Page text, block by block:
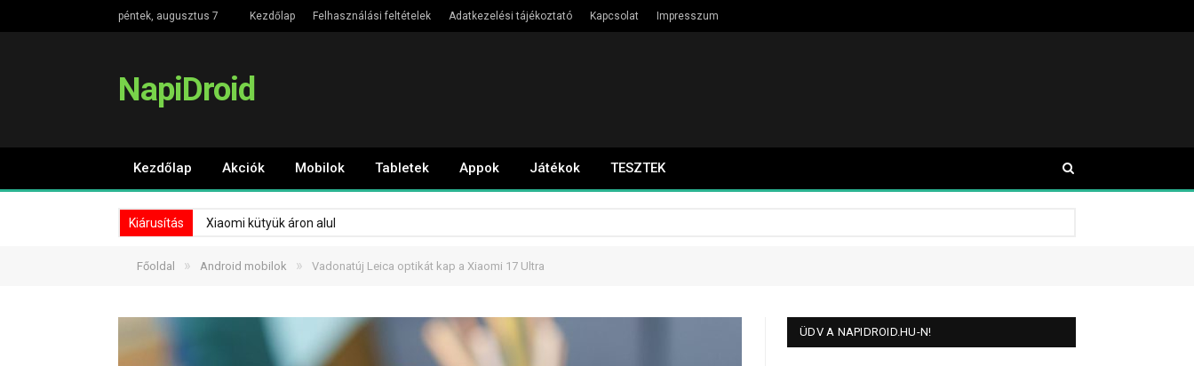
péntek, augusztus 7 Kezdőlap Felhasználási feltételek Adatkezelési tájékoztató Kapcsolat Impresszum
NapiDroid
Kezdőlap Akciók Mobilok Tabletek Appok Játékok TESZTEK
Kiárusítás Xiaomi kütyük áron alul
Főoldal » Android mobilok » Vadonatúj Leica optikát kap a Xiaomi 17 Ultra
ÜDV A NAPIDROID.HU-N!